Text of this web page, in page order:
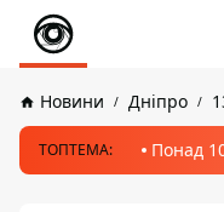
Новини Дніпро
ТОПТЕМА: Понад